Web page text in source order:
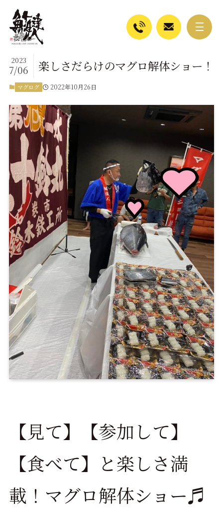
楽しさだらけのマグロ解体ショー！
2023
7/06
マグログ 2022年10月26日
【見て】【参加して】
【食べて】と楽しさ満
載！マグロ解体ショー♬